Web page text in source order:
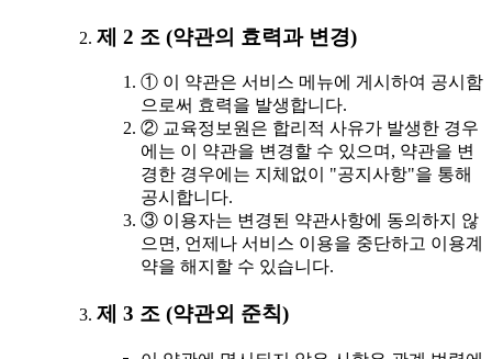
제 2 조 (약관의 효력과 변경)
① 이 약관은 서비스 메뉴에 게시하여 공시함
으로써 효력을 발생합니다.
② 교육정보원은 합리적 사유가 발생한 경우
에는 이 약관을 변경할 수 있으며, 약관을 변
경한 경우에는 지체없이 "공지사항"을 통해
공시합니다.
③ 이용자는 변경된 약관사항에 동의하지 않
으면, 언제나 서비스 이용을 중단하고 이용계
약을 해지할 수 있습니다.
제 3 조 (약관외 준칙)